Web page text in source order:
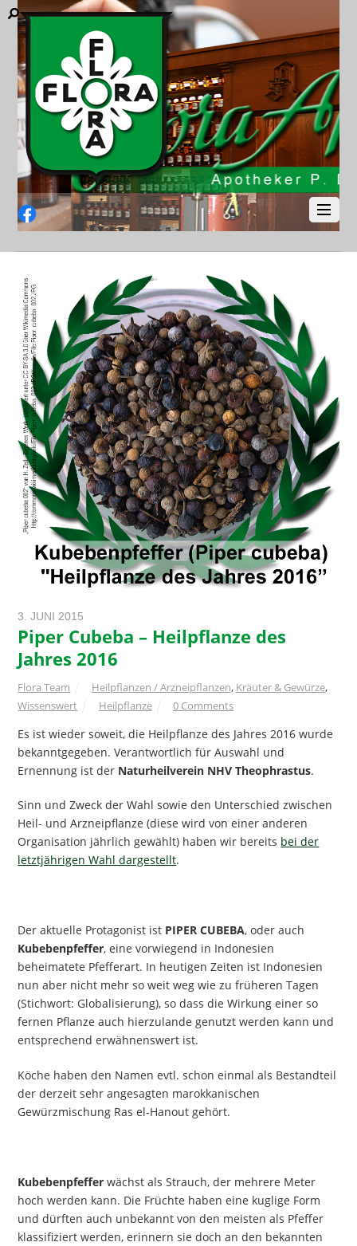
Facebook
3. JUNI 2015
Piper Cubeba – Heilpflanze des
Jahres 2016
Flora Team Heilpflanzen / Arzneipflanzen, Kräuter & Gewürze,
Wissenswert
Heilpflanze 0 Comments
Es ist wieder soweit, die Heilpflanze des Jahres 2016 wurde
bekanntgegeben. Verantwortlich für Auswahl und
Ernennung ist der Naturheilverein NHV Theophrastus.
Sinn und Zweck der Wahl sowie den Unterschied zwischen
Heil- und Arzneipflanze (diese wird von einer anderen
Organisation jährlich gewählt) haben wir bereits bei der
letztjährigen Wahl dargestellt.
Der aktuelle Protagonist ist PIPER CUBEBA, oder auch
Kubebenpfeffer, eine vorwiegend in Indonesien
beheimatete Pfefferart. In heutigen Zeiten ist Indonesien
nun aber nicht mehr so weit weg wie zu früheren Tagen
(Stichwort: Globalisierung), so dass die Wirkung einer so
fernen Pflanze auch hierzulande genutzt werden kann und
entsprechend erwähnenswert ist.
Köche haben den Namen evtl. schon einmal als Bestandteil
der derzeit sehr angesagten marokkanischen
Gewürzmischung Ras el-Hanout gehört.
Kubebenpfeffer wächst als Strauch, der mehrere Meter
hoch werden kann. Die Früchte haben eine kuglige Form
und dürften auch unbekannt von den meisten als Pfeffer
klassifiziert werden, erinnern sie doch an den bekannten